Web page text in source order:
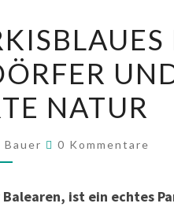
NATUR
Kommentare
0 Kommentare
ist ein echtes